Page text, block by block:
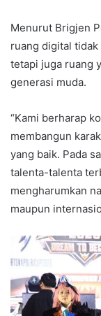
Menurut Brigjen
ruang digital
tetapi juga ruang
generasi muda.
“Kami berharap
membangun
yang baik. Pada
talenta-talenta
mengharumkan
maupun